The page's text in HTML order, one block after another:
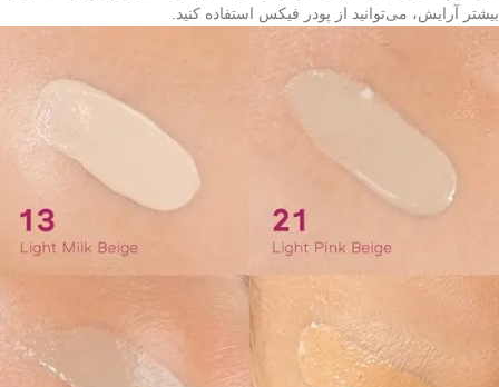
بیشتر آرایش، می‌توانید از پودر فیکس استفاده کنید.